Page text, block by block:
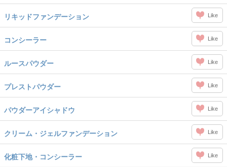
リキッドファンデーション Like
コンシーラー Like
ルースパウダー Like
プレストパウダー Like
パウダーアイシャドウ Like
クリーム・ジェルファンデーション Like
化粧下地・コンシーラー Like